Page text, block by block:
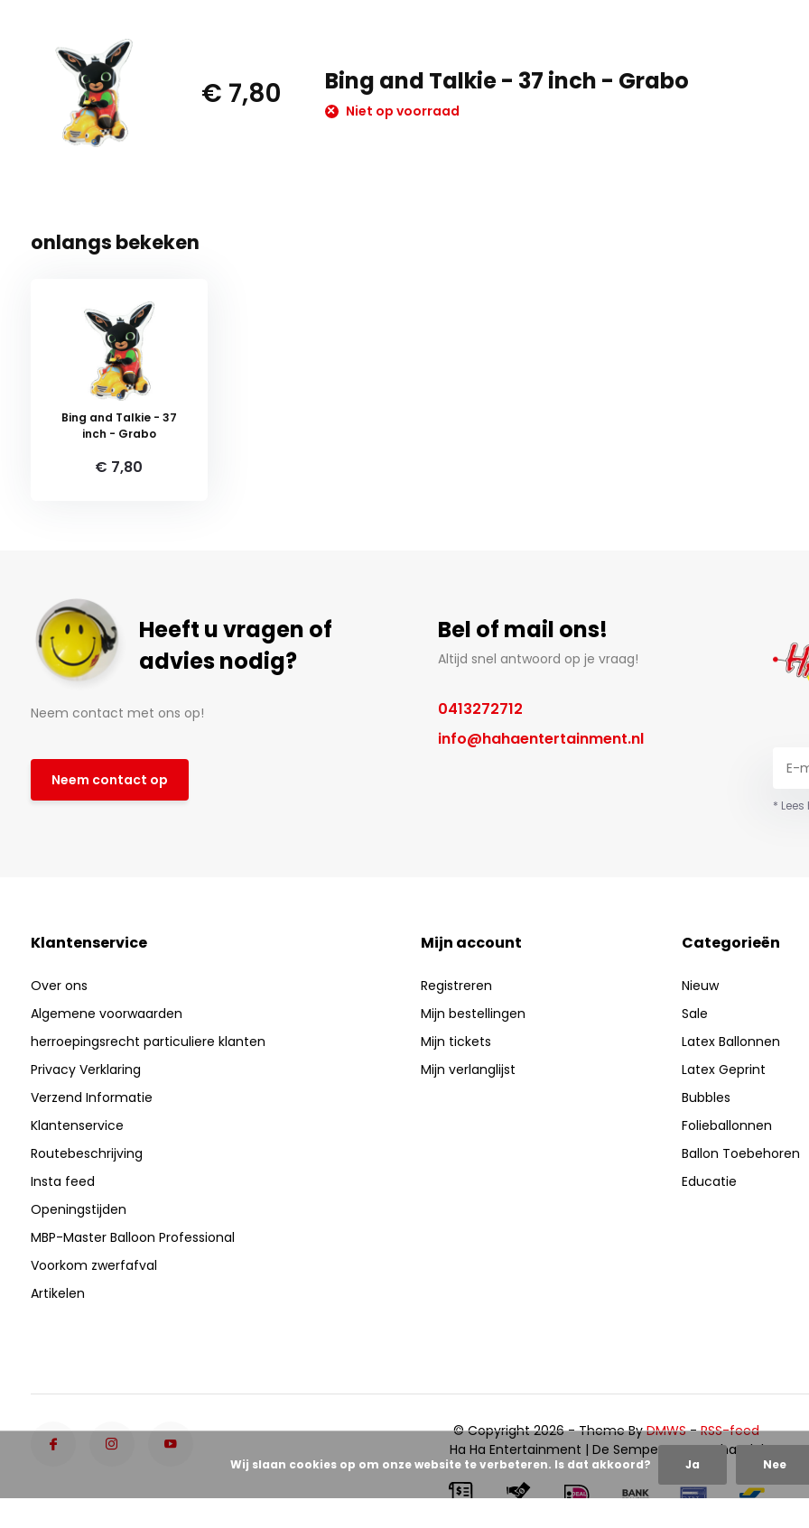
€ 7,80 Bing and Talkie - 37 inch - Grabo
Niet op voorraad
onlangs bekeken
Bing and Talkie - 37
inch - Grabo
€ 7,80
Heeft u vragen of
advies nodig?
Neem contact met ons op!
Neem contact op
Bel of mail ons!
Altijd snel antwoord op je vraag!
0413272712
info@hahaentertainment.nl
*
Klantenservice
Over ons
Algemene voorwaarden
herroepingsrecht particuliere klanten
Privacy Verklaring
Verzend Informatie
Klantenservice
Routebeschrijving
Insta feed
Openingstijden
MBP-Master Balloon Professional
Voorkom zwerfafval
Artikelen
Mijn account
Registreren
Mijn bestellingen
Mijn tickets
Mijn verlanglijst
Categorieën
Nieuw
Sale
Latex Ballonnen
Latex Geprint
Bubbles
Folieballonnen
Ballon Toebehoren
Educatie
© Copyright 2026 - Theme ByDMWS-RSS-feed
Ha Ha Entertainment | De Sempertex groothandel
Wij slaan cookies op om onze website te verbeteren. Is dat akkoord? Ja Nee